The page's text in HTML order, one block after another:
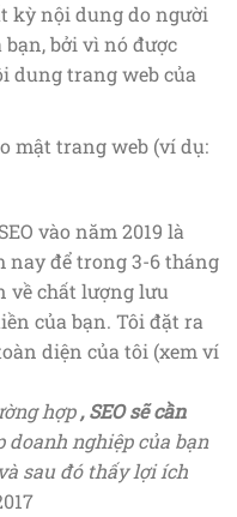
kỳ nội dung do người
bởi vì nó được
dung trang web của
mật trang web (ví dụ:
vào năm 2019 là
nay để trong 3-6 tháng
về chất lượng lưu
của bạn. Tôi đặt ra
diện của tôi (xem ví
hợp, SEO sẽ cần
doanh nghiệp của bạn
sau đó thấy lợi ích